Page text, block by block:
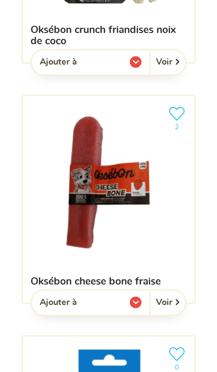
oksébon crunch friandises noix
de coco
Ajouter à
l'une de mes listes. Voir
oksébon cheese bone fraise
2
Ajouter le
Ajouter à
l'une de mes listes. Voir
0
Ajouter le